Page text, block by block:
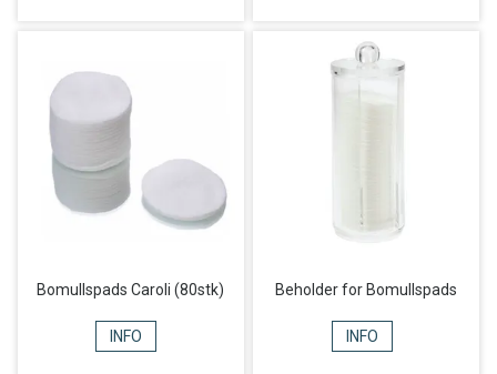
Bomullspads Caroli (80stk)
INFO
Beholder for Bomullspads
INFO